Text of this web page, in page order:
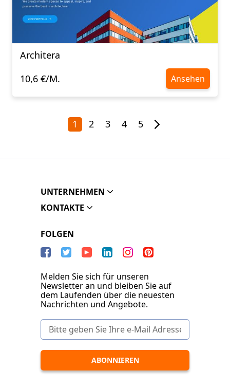
Architera
10,6 €/M.
Ansehen
1 2 3 4 5
UNTERNEHMEN
KONTAKTE
FOLGEN
Melden Sie sich für unseren
Newsletter an und bleiben Sie auf
dem Laufenden über die neuesten
Nachrichten und Angebote.